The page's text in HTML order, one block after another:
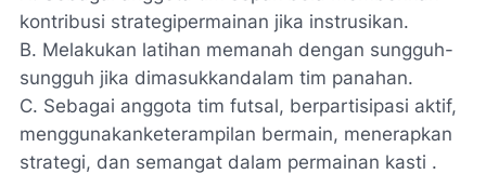
kontribusi strategipermainan jika instrusikan.
B. Melakukan latihan memanah dengan sungguh-
sungguh jika dimasukkandalam tim panahan.
C. Sebagai anggota tim futsal, berpartisipasi aktif,
menggunakanketerampilan bermain, menerapkan
strategi, dan semangat dalam permainan kasti .